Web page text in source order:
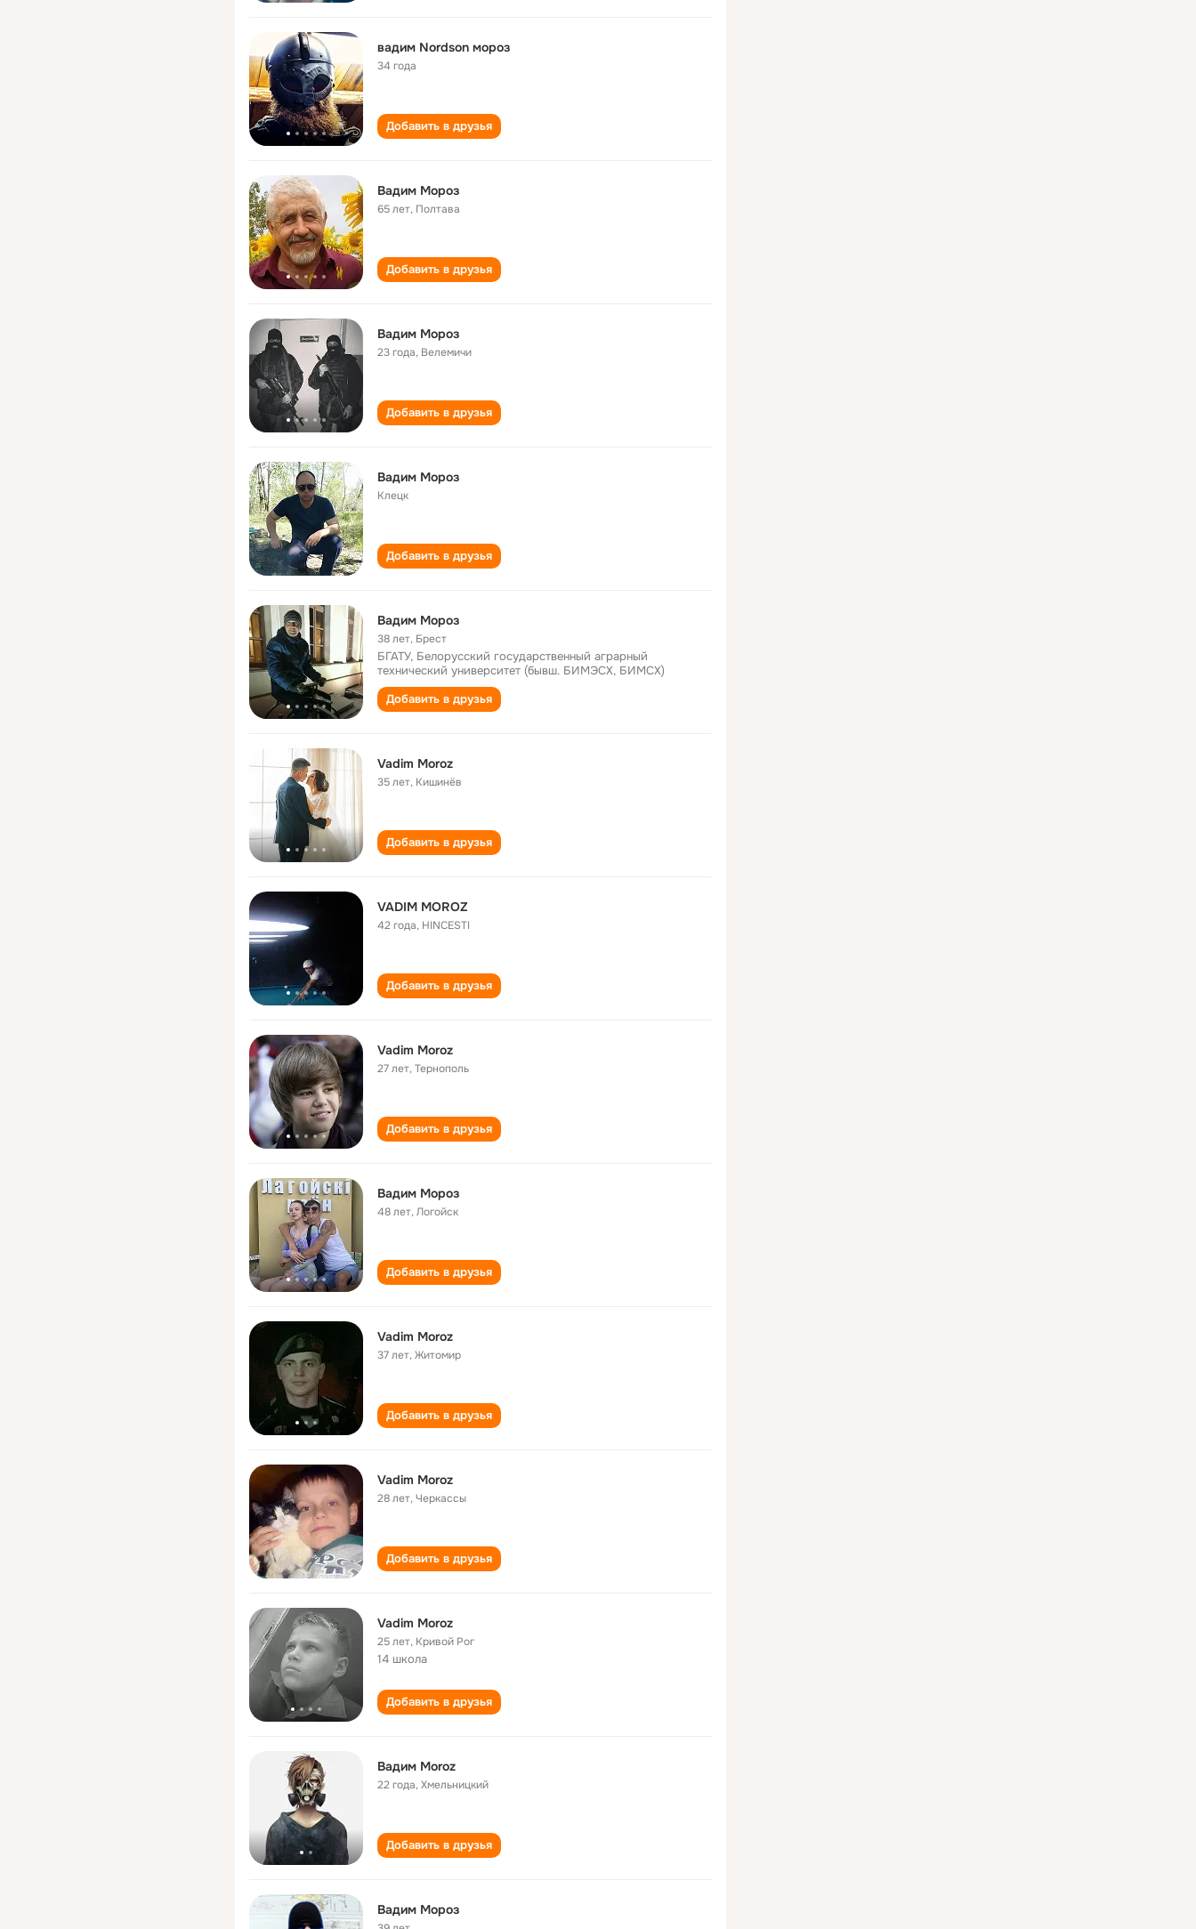
вадим Nordson мороз
34 года
Добавить в друзья
Вадим Мороз
65 лет, Полтава
Добавить в друзья
Вадим Мороз
23 года, Велемичи
Добавить в друзья
Вадим Мороз
Клецк
Добавить в друзья
Вадим Мороз
38 лет, Брест
БГАТУ, Белорусский государственный аграрный
технический университет (бывш. БИМЭСХ, БИМСХ)
Добавить в друзья
Vadim Moroz
35 лет, Кишинёв
Добавить в друзья
VADIM MOROZ
42 года, HINCESTI
Добавить в друзья
Vadim Moroz
27 лет,Тернополь
Добавить в друзья
Вадим Мороз
48 лет,Логойск
Добавить в друзья
Vadim Moroz
37 лет,Житомир
Добавить в друзья
Vadim Moroz
28 лет,Черкассы
Добавить в друзья
Vadim Moroz
25 лет, Кривой Рог
14 школа
Добавить в друзья
Вадим Moroz
22 года,Хмельницкий
Добавить в друзья
Вадим Мороз